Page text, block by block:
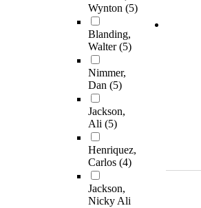
Wynton (5)
Blanding,
Walter(5)
Nimmer,
Dan (5)
Jackson,
Ali (5)
Henriquez,
Carlos (4)
Jackson,
Nicky Ali